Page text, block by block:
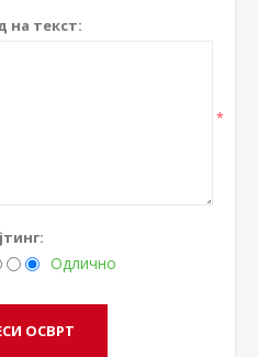
на текст:
*
Одлично